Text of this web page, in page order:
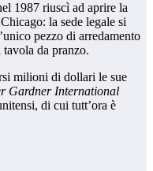
1987 riuscì ad aprire la
la sede legale si
pezzo di arredamento
da pranzo.
milioni di dollari le sue
GardnerInternational
di cui tutt’ora è